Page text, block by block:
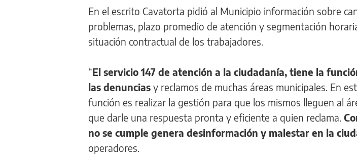
En el escrito Cavatorta pidió al Municipio información sobre
problemas, plazo promedio de atención y segmentación
situación contractual de los trabajadores.
“El servicio 147 de atención a la ciudadanía, tiene la
las denuncias y reclamos de muchas áreas municipales. En
función es realizar la gestión para que los mismos lleguen al
que darle una respuesta pronta y eficiente a quien reclama.
no se cumple genera desinformación y malestar en la
operadores.